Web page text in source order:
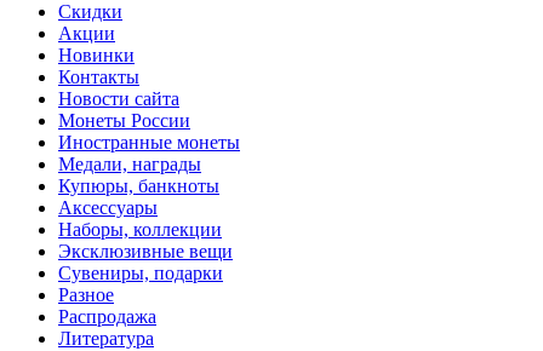
Скидки
Акции
Новинки
Контакты
Новости сайта
Монеты России
Иностранные монеты
Медали, награды
Купюры, банкноты
Аксессуары
Наборы, коллекции
Эксклюзивные вещи
Сувениры, подарки
Разное
Распродажа
Литература